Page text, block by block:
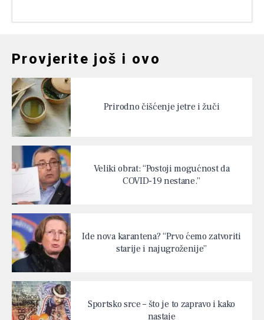
Provjerite još i ovo
Prirodno čišćenje jetre i žuči
Veliki obrat: “Postoji mogućnost da
COVID-19 nestane.”
Ide nova karantena? “Prvo ćemo zatvoriti
starije i najugroženije”
Sportsko srce – što je to zapravo i kako
nastaje